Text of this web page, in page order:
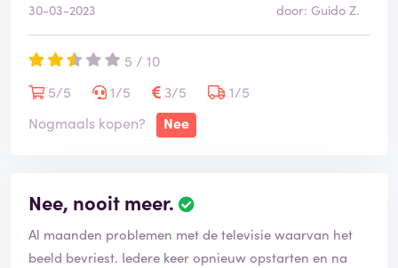
30-03-2023
door: Guido Z.
5 / 10
5/5
1/5 3/5
1/5
Nogmaals kopen?
Nee
Nee, nooit meer.
Al maanden problemen met de televisie waarvan het
beeld bevriest. Iedere keer opnieuw opstarten en na